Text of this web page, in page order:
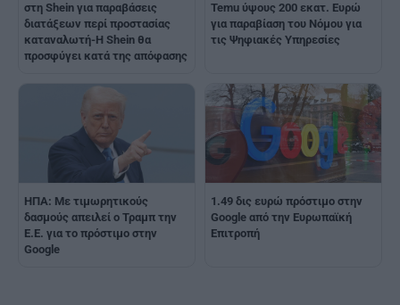
στη Shein για παραβάσεις
διατάξεων περί προστασίας
καταναλωτή-Η Shein θα
προσφύγει κατά της απόφασης
Temu ύψους 200 εκατ. Ευρώ
για παραβίαση του Νόμου για
τις Ψηφιακές Υπηρεσίες
ΗΠΑ: Με τιμωρητικούς
δασμούς απειλεί ο Τραμπ την
Ε.Ε. για το πρόστιμο στην
Google
1.49 δις ευρώ πρόστιμο στην
Google από την Ευρωπαϊκή
Επιτροπή